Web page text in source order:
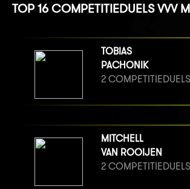
TOP 16 COMPETITIEDUELS VVV
TOBIAS
PACHONIK
2 COMPETITIEDUELS
MITCHELL
VAN ROOIJEN
2 COMPETITIEDUELS